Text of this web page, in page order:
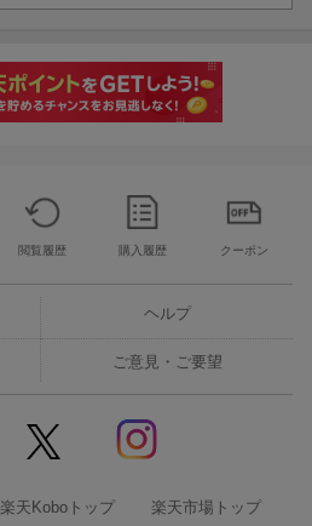
閲覧履歴 購入履歴 クーポン
ヘルプ
ご意見・ご要望
楽天Koboトップ 楽天市場トップ